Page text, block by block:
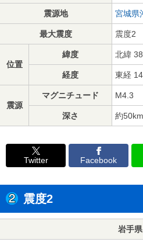
震源地 宮城県
最大震度 震度2
位置
緯度 北緯
経度 東経
震源
マグニチュード M4.3
深さ 約50km
Twitter Facebook
震度2
岩手県